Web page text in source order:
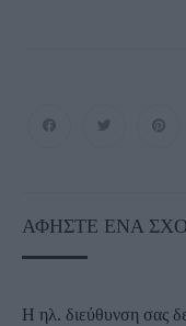
ΑΦΉΣΤΕ ΈΝΑ
Η ηλ. διεύθυνση σας